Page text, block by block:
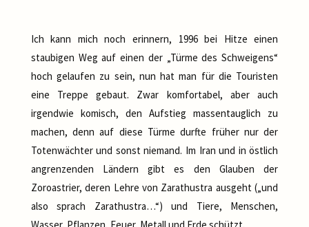
Ich kann mich noch erinnern, 1996 bei Hitze einen
staubigen Weg auf einen der „Türme des Schweigens“
hoch gelaufen zu sein, nun hat man für die Touristen
eine Treppe gebaut. Zwar komfortabel, aber auch
irgendwie komisch, den Aufstieg massentauglich zu
machen, denn auf diese Türme durfte früher nur der
Totenwächter und sonst niemand. Im Iran und in östlich
angrenzenden Ländern gibt es den Glauben der
Zoroastrier, deren Lehre von Zarathustra ausgeht („und
also sprach Zarathustra…“) und Tiere, Menschen,